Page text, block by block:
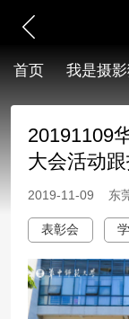
首页 我是摄
20191109
大会活动
2019-11-09 东
表彰会